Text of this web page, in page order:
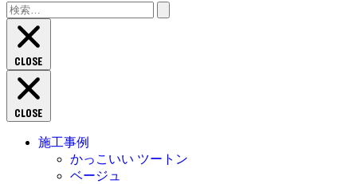
検
索:
CLOSE
CLOSE
施工事例
かっこいい ツートン
ベージュ